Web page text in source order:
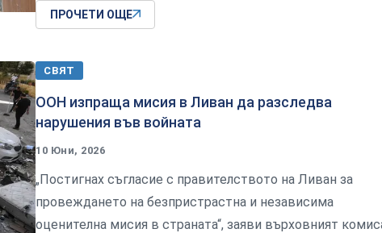
ПРОЧЕТИ ОЩЕ
СВЯТ
ООН изпраща мисия в Ливан да разследва
нарушения във войната
10 Юни, 2026
„Постигнах съгласие с правителството на Ливан за
провеждането на безпристрастна и независима
оценителна мисия в страната“, заяви върховният